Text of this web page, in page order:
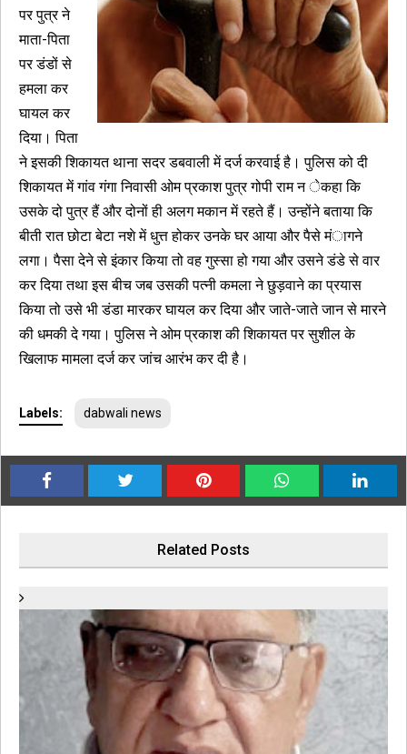
पर पुत्र ने
माता-पिता
पर डंडों से
हमला कर
घायल कर
दिया। पिता
ने इसकी शिकायत थाना सदर डबवाली में दर्ज करवाई है। पुलिस को दी
शिकायत में गांव गंगा निवासी ओम प्रकाश पुत्र गोपी राम न ेकहा कि
उसके दो पुत्र हैं और दोनों ही अलग मकान में रहते हैं। उन्होंने बताया कि
बीती रात छोटा बेटा नशे में धुत्त होकर उनके घर आया और पैसे मंागने
लगा। पैसा देने से इंकार किया तो वह गुस्सा हो गया और उसने डंडे से वार
कर दिया तथा इस बीच जब उसकी पत्नी कमला ने छुड़वाने का प्रयास
किया तो उसे भी डंडा मारकर घायल कर दिया और जाते-जाते जान से मारने
की धमकी दे गया। पुलिस ने ओम प्रकाश की शिकायत पर सुशील के
खिलाफ मामला दर्ज कर जांच आरंभ कर दी है।
Labels: dabwali news
Related Posts